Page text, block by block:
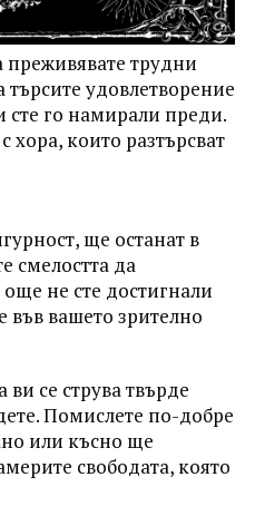
трудни
удовлетворение
сте го намирали преди.
хора, които разтърсват
ще останат в
смелостта да
не сте достигнали
във вашето зрително
се струва твърде
Помислете по-добре
или късно ще
свободата, която